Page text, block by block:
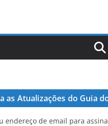
as Atualizações do Guia
endereço de email para